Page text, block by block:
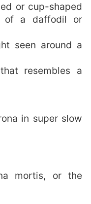
or cup-shaped
of a daffodil or
seen around a
resembles a
in super slow
mortis, or the